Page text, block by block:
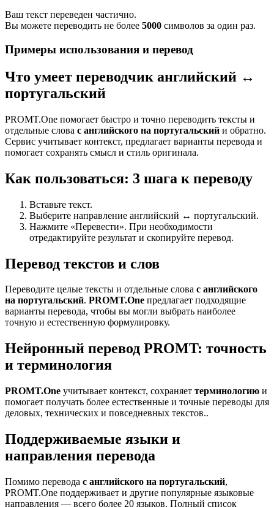
Ваш текст переведен частично.
Вы можете переводить не более 5000 символов за один раз.
Примеры использования и перевод
Что умеет переводчик английский ↔
португальский
PROMT.One помогает быстро и точно переводить тексты и
отдельные слова с английского на португальский и обратно.
Сервис учитывает контекст, предлагает варианты перевода и
помогает сохранять смысл и стиль оригинала.
Как пользоваться: 3 шага к переводу
Вставьте текст.
Выберите направление английский ↔ португальский.
Нажмите «Перевести». При необходимости
отредактируйте результат и скопируйте перевод.
Перевод текстов и слов
Переводите целые тексты и отдельные слова с английского
на португальский. PROMT.One предлагает подходящие
варианты перевода, чтобы вы могли выбрать наиболее
точную и естественную формулировку.
Нейронный перевод PROMT: точность
и терминология
PROMT.One учитывает контекст, сохраняет терминологию и
помогает получать более естественные и точные переводы для
деловых, технических и повседневных текстов..
Поддерживаемые языки и
направления перевода
Помимо перевода с английского на португальский,
PROMT.One поддерживает и другие популярные языковые
направления — всего более 20 языков. Полный список